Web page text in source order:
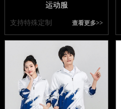
运动服
支持特殊定制 查看更多>>